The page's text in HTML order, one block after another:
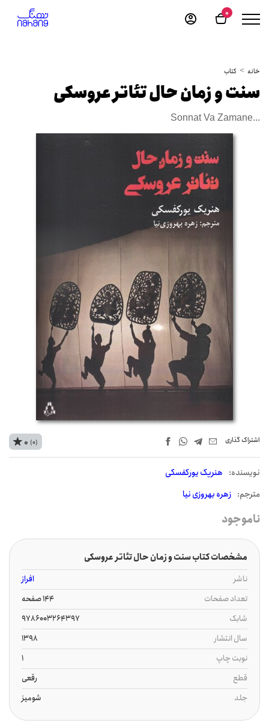
0
خانه کتاب
سنت و زمان حال تئاتر عروسکی
Sonnat Va Zamane...
اشتراک‌ گذاری
نويسنده: هنریک یورکفسکی
مترجم: زهره بهروزی نیا
0 (0)
ناموجود
مشخصات کتاب سنت و زمان حال تئاتر عروسکی
ناشر
افراز
تعداد صفحات
144 صفحه
شابک
9786003264397
سال انتشار
1398
نوبت چاپ
1
قطع
رقعی
جلد
شومیز